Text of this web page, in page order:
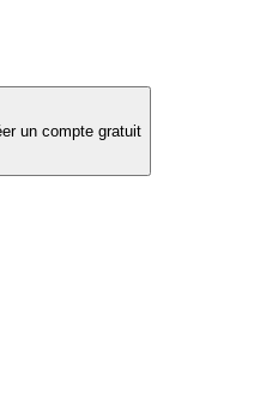
un compte gratuit